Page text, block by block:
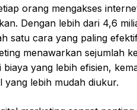
orang mengakses
Dengan lebih dari 4,6
satu cara yang paling
menawarkan sejumlah
yang lebih efisien,
yang lebih mudah diukur.